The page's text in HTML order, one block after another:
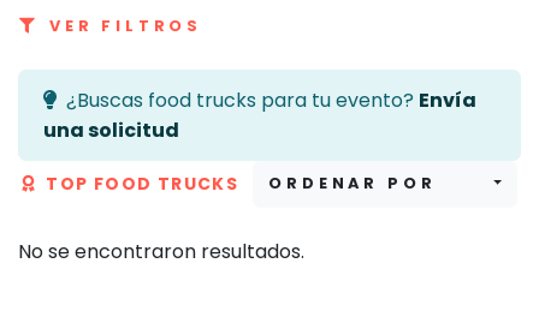
VER FILTROS
¿Buscas food trucks para tu evento? Envía
una solicitud
TOP FOOD TRUCKS ORDENAR POR
No se encontraron resultados.